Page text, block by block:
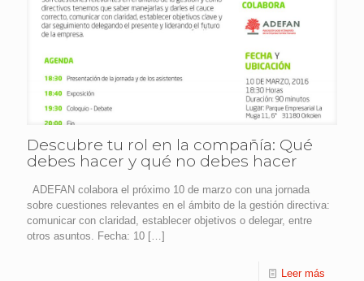
Descubre tu rol en la compañía: Qué
debes hacer y qué no debes hacer
ADEFAN colabora el próximo 10 de marzo con una jornada
sobre cuestiones relevantes en el ámbito de la gestión directiva:
comunicar con claridad, establecer objetivos o delegar, entre
otros asuntos. Fecha: 10 […]
Leer más